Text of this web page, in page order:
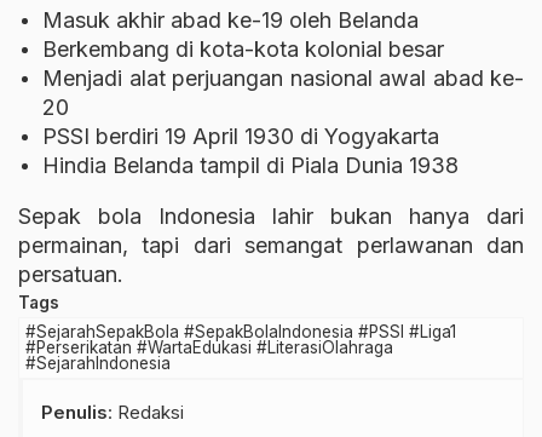
Masuk akhir abad ke-19 oleh Belanda
Berkembang di kota-kota kolonial besar
Menjadi alat perjuangan nasional awal abad ke-
20
PSSI berdiri 19 April 1930 di Yogyakarta
Hindia Belanda tampil di Piala Dunia 1938
Sepak bola Indonesia lahir bukan hanya dari
permainan, tapi dari semangat perlawanan dan
persatuan.
Tags
#SejarahSepakBola #SepakBolaIndonesia #PSSI #Liga1
#Perserikatan #WartaEdukasi #LiterasiOlahraga
#SejarahIndonesia
Penulis: Redaksi